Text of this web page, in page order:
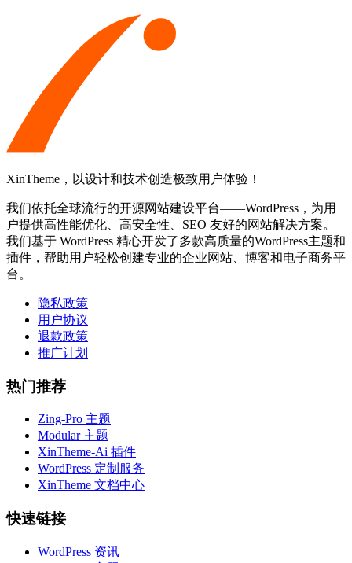
XinTheme，以设计和技术创造极致用户体验！
我们依托全球流行的开源网站建设平台——WordPress，为用
户提供高性能优化、高安全性、SEO 友好的网站解决方案。
我们基于 WordPress 精心开发了多款高质量的WordPress主题和
插件，帮助用户轻松创建专业的企业网站、博客和电子商务平
台。
隐私政策
用户协议
退款政策
推广计划
热门推荐
Zing-Pro 主题
Modular 主题
XinTheme-Ai 插件
WordPress 定制服务
XinTheme 文档中心
快速链接
WordPress 资讯